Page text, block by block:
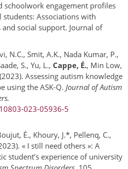
schoolwork engagement profiles
Associations with
social support. Journal of
N.C., Smit, A.K., Nada Kumar, P.,
S., Yu, L., Cappe, É., Min Low,
Assessing autism knowledge
using the ASK-Q. Journal of Autism
023-05936-5
É., Khoury, J.*, Pellenq, C.,
« I still need others »: A
student’s experience of university